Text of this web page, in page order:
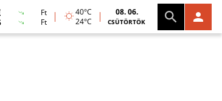
Ft
Ft
40°C
24°C
08. 06.
CSÜTÖRTÖK